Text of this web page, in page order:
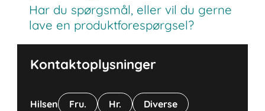
Har du spørgsmål, eller vil du gerne
lave en produktforespørgsel?
Kontaktoplysninger
Hilsen Fru. Hr. Diverse